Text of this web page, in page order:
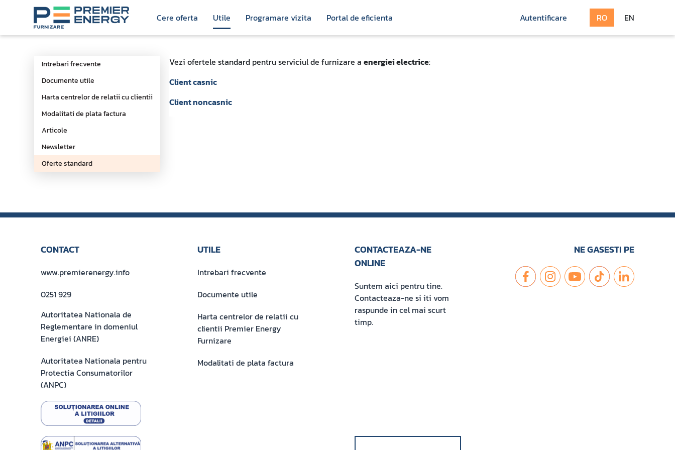
Sari la continut
Cere oferta Utile Programare vizita Portal de eficienta Autentificare RO EN
Oferte standard - Main
Intrebari frecvente
Documente utile
Harta centrelor de relatii cu clientii
Modalitati de plata factura
Articole
Newsletter
Oferte standard
Vezi ofertele standard pentru serviciul de furnizare a energiei electrice:
Client casnic
Client noncasnic
CONTACT
www.premierenergy.info
0251 929
Autoritatea Nationala de
Reglementare in domeniul
Energiei (ANRE)
Autoritatea Nationala pentru
Protectia Consumatorilor
(ANPC)
UTILE
Intrebari frecvente
Documente utile
Harta centrelor de relatii cu
clientii Premier Energy
Furnizare
Modalitati de plata factura
CONTACTEAZA-NE
ONLINE
Suntem aici pentru tine.
Contacteaza-ne si iti vom
raspunde in cel mai scurt
timp.
NE GASESTI PE